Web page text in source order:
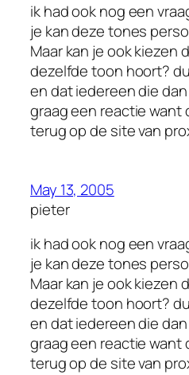
ik had ook nog een
je kan deze tones
Maar kan je ook kiezen
dezelfde toon hoort?
en dat iedereen die
graag een reactie want
terug op de site van
May 13, 2005
pieter
ik had ook nog een
je kan deze tones
Maar kan je ook kiezen
dezelfde toon hoort?
en dat iedereen die
graag een reactie want
terug op de site van